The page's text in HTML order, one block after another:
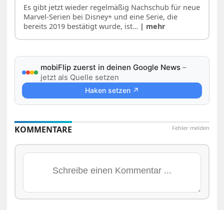
Es gibt jetzt wieder regelmäßig Nachschub für neue
Marvel-Serien bei Disney+ und eine Serie, die
bereits 2019 bestätigt wurde, ist… | mehr
mobiFlip zuerst in deinen Google News –
jetzt als Quelle setzen
Haken setzen ↗
Fehler melden
KOMMENTARE